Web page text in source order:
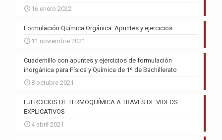
16 enero 2022
Formulación Química Orgánica: Apuntes y ejercicios.
11 noviembre 2021
Cuadernillo con apuntes y ejercicios de formulación
inorgánica para Física y Química de 1º de Bachillerato
8 octubre 2021
EJERCICIOS DE TERMOQUÍMICA A TRAVÉS DE VIDEOS
EXPLICATIVOS
4 abril 2021